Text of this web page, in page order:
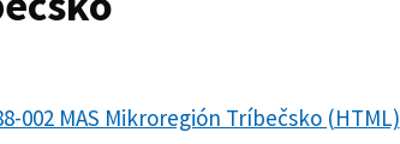
002 MAS Mikroregión Tríbečsko (HTML)